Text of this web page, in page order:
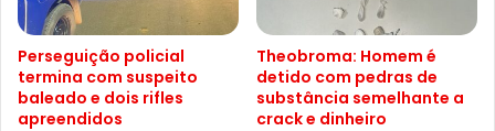
Perseguição policial
termina com suspeito
baleado e dois rifles
apreendidos
Theobroma: Homem é
detido com pedras de
substância semelhante a
crack e dinheiro